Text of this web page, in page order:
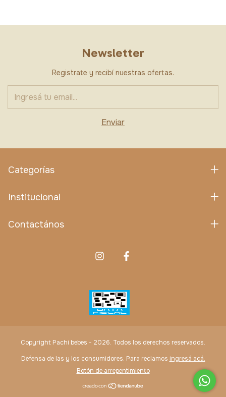
Newsletter
Registrate y recibí nuestras ofertas.
Categorías
Institucional
Contactános
Copyright Pachi bebes - 2026. Todos los derechos reservados.
Defensa de las y los consumidores. Para reclamos ingresá acá.
Botón de arrepentimiento